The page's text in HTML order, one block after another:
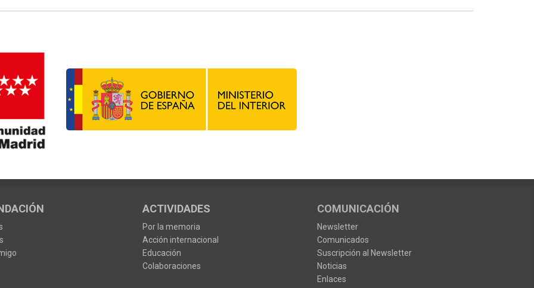
ACTIVIDADES
Por la memoria
Acción internacional
Educación
Colaboraciones
COMUNICACIÓN
Newsletter
Comunicados
Suscripción al Newsletter
Noticias
Enlaces